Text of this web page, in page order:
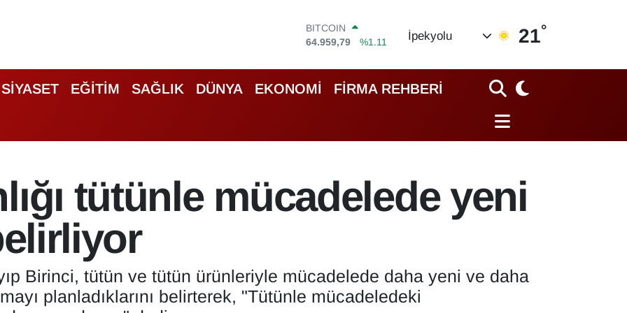
DOLAR
47,7436
%0.18
55,2510
%0.32
STERLİN
64,4811
%0.38
BİST100
64.959,79
%1.11
İpekyolu 21°
SİYASET EĞİTİM SAĞLIK DÜNYA EKONOMİ FİRMA REHBERİ
tütünle mücadelede yeni
Birinci, tütün ve tütün ürünleriyle mücadelede daha yeni ve daha
planladıklarını belirterek, "Tütünle mücadeledeki